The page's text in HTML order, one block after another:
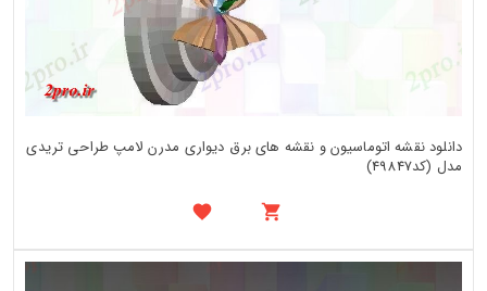
دانلود نقشه اتوماسیون و نقشه های برق دیواری مدرن لامپ طراحی تریدی
مدل (کد49847)